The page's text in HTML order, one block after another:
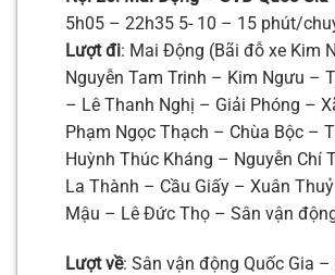
5h05 – 22h35 5- 10 – 15 phút/
Lượt đi: Mai Động (Bãi đỗ xe Kim
Nguyễn Tam Trinh – Kim Ngưu –
– Lê Thanh Nghị – Giải Phóng –
Phạm Ngọc Thạch – Chùa Bộc –
Huỳnh Thúc Kháng – Nguyễn Chí
La Thành – Cầu Giấy – Xuân
Mậu – Lê Đức Thọ – Sân vận
Lượt về: Sân vận động Quốc Gia